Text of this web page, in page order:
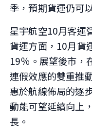
季，預期貨運仍可
星宇航空10月客運
貨運方面，10月貨
19％。展望後市，
連假效應的雙重推
惠於航線佈局的逐
動能可望延續向上
長。